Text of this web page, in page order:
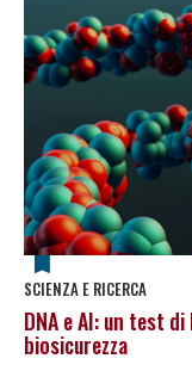
SCIENZA E RICERCA
DNA e AI: un test
biosicurezza